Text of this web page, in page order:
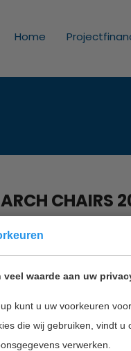
veel waarde aan uw
kunt u uw voorkeuren
die wij gebruiken, vindt u
verwerken.
Home
are establishing new
qualified,
exact sciences, life
new technologies.